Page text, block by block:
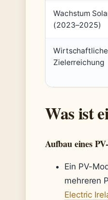
Wachstum
(2023–2025)
Zielerreichung
Was ist
Aufbau eines
Ein PV-
mehreren
Electric